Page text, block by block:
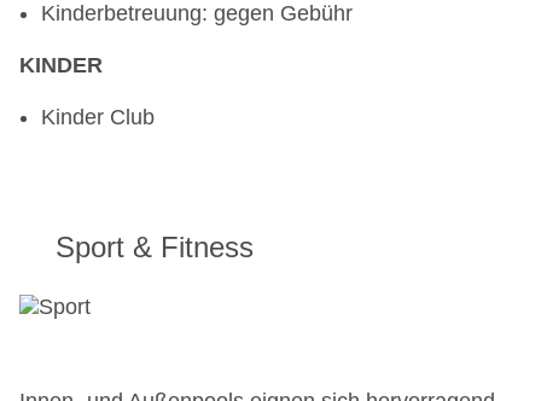
Kinderbetreuung: gegen Gebühr
KINDER
Kinder Club
Sport & Fitness